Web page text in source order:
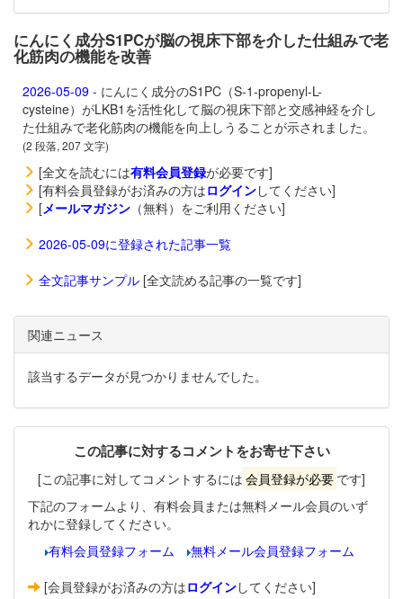
にんにく成分S1PCが脳の視床下部を介した仕組みで老
化筋肉の機能を改善
2026-05-09 - にんにく成分のS1PC（S-1-propenyl-L-
cysteine）がLKB1を活性化して脳の視床下部と交感神経を介し
た仕組みで老化筋肉の機能を向上しうることが示されました。
(2 段落, 207 文字)
[全文を読むには有料会員登録が必要です]
[有料会員登録がお済みの方はログインしてください]
[メールマガジン （無料）をご利用ください]
2026-05-09に登録された記事一覧
全文記事サンプル [全文読める記事の一覧です]
関連ニュース
該当するデータが見つかりませんでした。
この記事に対するコメントをお寄せ下さい
[この記事に対してコメントするには 会員登録が必要 です]
下記のフォームより、有料会員または無料メール会員のいず
れかに登録してください。
有料会員登録フォーム
無料メール会員登録フォーム
[会員登録がお済みの方はログインしてください]